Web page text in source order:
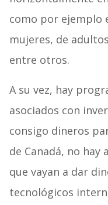
como por ejemplo
mujeres, de
entre otros.
A su vez, hay
asociados con
consigo dineros
de Canadá, no hay
que vayan a dar
tecnológicos